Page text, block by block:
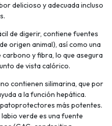
delicioso y adecuada incluso
de digerir, contiene fuentes
origen animal), así como una
y fibra, lo que asegura
de vista calórico.
contienen silimarina, que por
a la función hepática.
más potentes.
verde es una fuente